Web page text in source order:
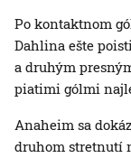
Po kontaktnom
Dahlina ešte
a druhým
piatimi gólmi
Anaheim sa
druhom stretnutí